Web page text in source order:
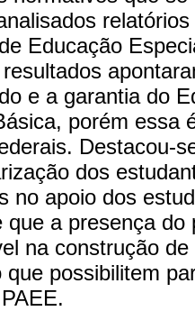
Educação
e a garantia do
porém essa
Destacou-
dos
no apoio dos
que a presença
na construção
que possibilitem